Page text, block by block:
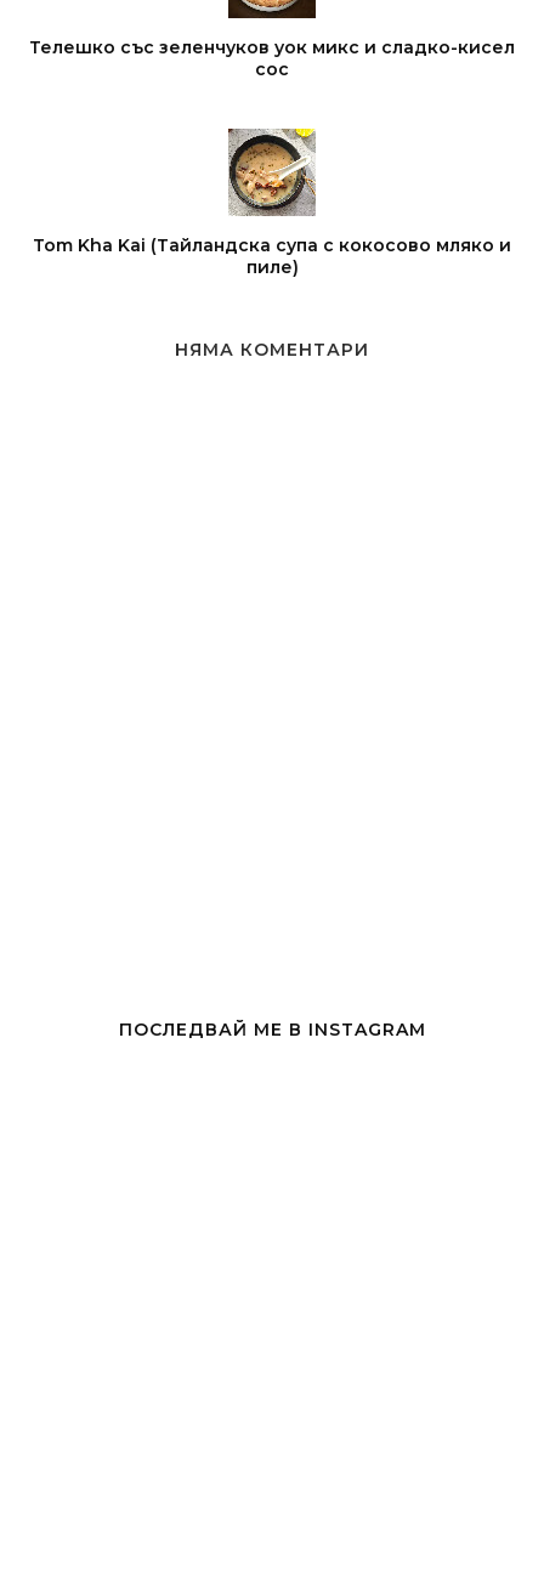
Телешко със зеленчуков уок микс и сладко-кисел
сос
Tom Kha Kai (Тайландска супа с кокосово мляко и
пиле)
НЯМА КОМЕНТАРИ
ПОСЛЕДВАЙ МЕ В INSTAGRAM